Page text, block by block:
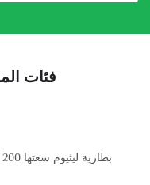
فئات
بطارية ليثيوم سعتها 200 أمبير/ساعة